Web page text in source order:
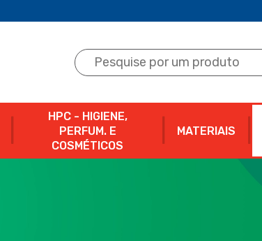
HPC - HIGIENE,
PERFUM. E
COSMÉTICOS
MATERIAIS